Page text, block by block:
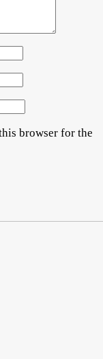
browser for the